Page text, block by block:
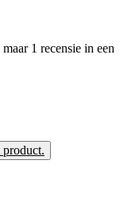
1 recensie in een
product.